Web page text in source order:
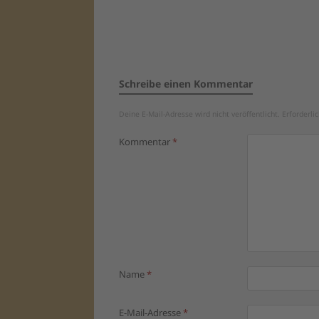
Schreibe einen Kommentar
Deine E-Mail-Adresse wird nicht veröffentlicht.
Kommentar*
Name*
E-Mail-Adresse*